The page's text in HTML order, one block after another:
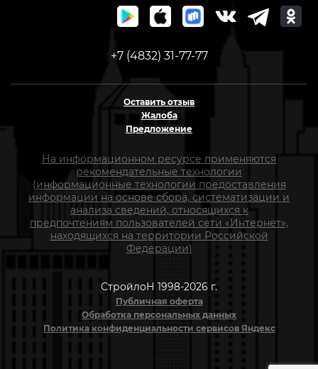
+7 (4832) 31-77-77
Оставить отзыв
Жалоба
Предложение
На информационном ресурсе применяются
рекомендательные технологии
(информационные технологии предоставления
информации на основе сбора, систематизации и
анализа сведений, относящихся к
предпочтениям пользователей сети «Интернет»,
находящихся на территории Российской
Федерации)
СтройлоН 1998-2026 г.
Публичная оферта
Обработка персональных данных
Политика конфиденциальности сервисов Яндекс